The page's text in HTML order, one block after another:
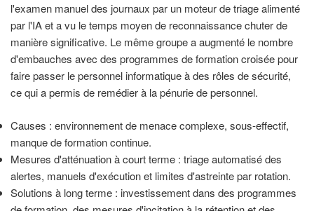
l'examen manuel des journaux par un moteur de triage alimenté
par l'IA et a vu le temps moyen de reconnaissance chuter de
manière significative. Le même groupe a augmenté le nombre
d'embauches avec des programmes de formation croisée pour
faire passer le personnel informatique à des rôles de sécurité,
ce qui a permis de remédier à la pénurie de personnel.
Causes : environnement de menace complexe, sous-effectif,
manque de formation continue.
Mesures d'atténuation à court terme : triage automatisé des
alertes, manuels d'exécution et limites d'astreinte par rotation.
Solutions à long terme : investissement dans des programmes